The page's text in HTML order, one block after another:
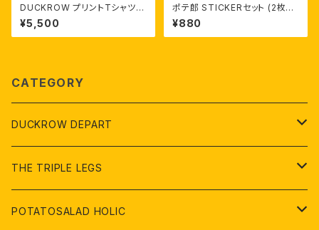
DUCKROW プリントTシャツ
「B U J I K I T A K U？(無事帰
宅？)」
¥5,500
ポテ郎 STICKERセット (2枚SE
T）
¥880
CATEGORY
DUCKROW DEPART
２階 アパレル、雑貨
３階 家具、ライフスタイル
THE TRIPLE LEGS
オリジナル製品
POTATOSALAD HOLIC